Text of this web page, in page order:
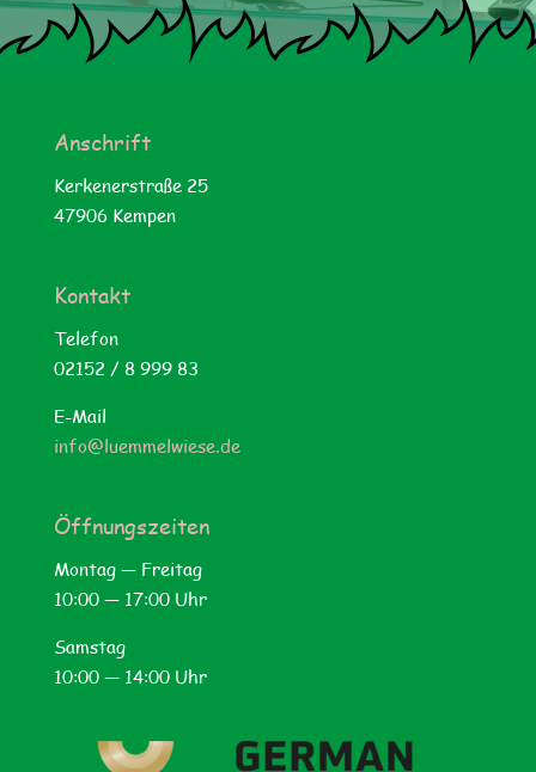
Anschrift
Ker­kener­stra­ße 25
47906 Kempen
Kon­takt
Tele­fon
02152 / 8 999 83
E‑Mail
info@luemmelwiese.de
Öff­nungs­zei­ten
Mon­tag — Freitag
10:00 — 17:00 Uhr
Sams­tag
10:00 — 14:00 Uhr